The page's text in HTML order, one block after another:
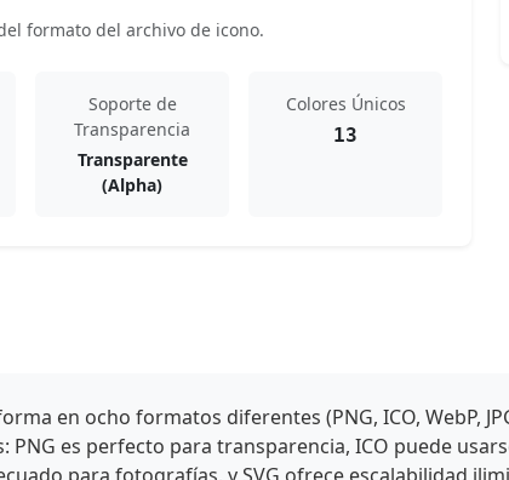
formato del archivo de icono.
Soporte de
Transparencia
Transparente
(Alpha)
Colores Únicos
13
en ocho formatos diferentes (PNG, ICO, WebP,
PNG es perfecto para transparencia, ICO puede